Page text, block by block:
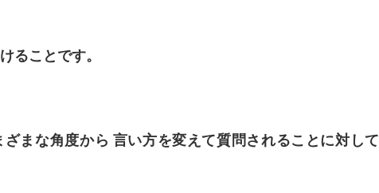
ることです。
ざまな角度から 言い方を変えて質問されることに対して